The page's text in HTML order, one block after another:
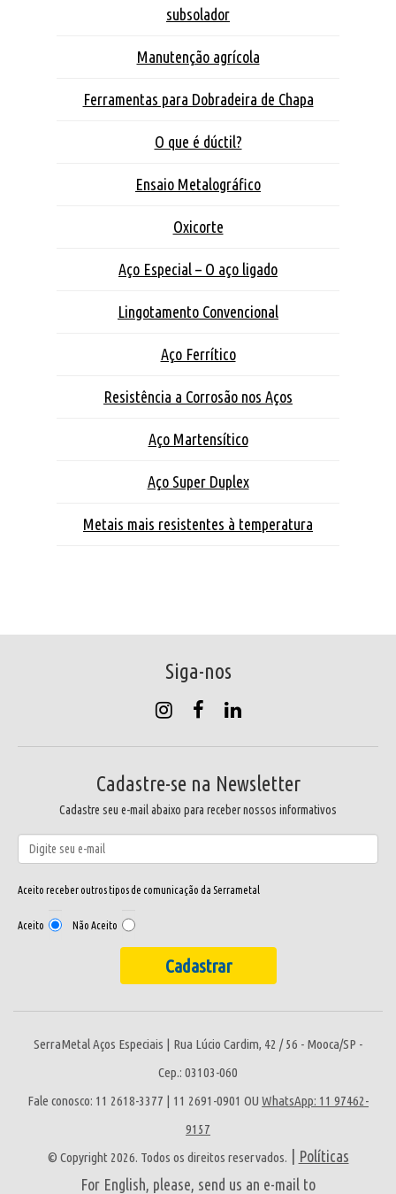
subsolador
Manutenção agrícola
Ferramentas para Dobradeira de Chapa
O que é dúctil?
Ensaio Metalográfico
Oxicorte
Aço Especial – O aço ligado
Lingotamento Convencional
Aço Ferrítico
Resistência a Corrosão nos Aços
Aço Martensítico
Aço Super Duplex
Metais mais resistentes à temperatura
Siga-nos
Cadastre-se na Newsletter
Cadastre seu e-mail abaixo para receber nossos informativos
Aceito receber outros tipos de comunicação da Serrametal
Aceito Não Aceito
SerraMetal Aços Especiais | Rua Lúcio Cardim, 42 / 56 - Mooca/SP -
Cep.: 03103-060
Fale conosco: 11 2618-3377 | 11 2691-0901 OU WhatsApp: 11 97462-
9157
© Copyright 2026. Todos os direitos reservados.
Políticas
For English, please, send us an e-mail to